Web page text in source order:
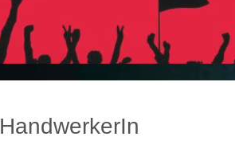
HandwerkerIn